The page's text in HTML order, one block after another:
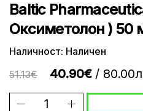
Baltic
Оксиметолон ) 50
Наличност: Наличен
51.13€
40.90€ /